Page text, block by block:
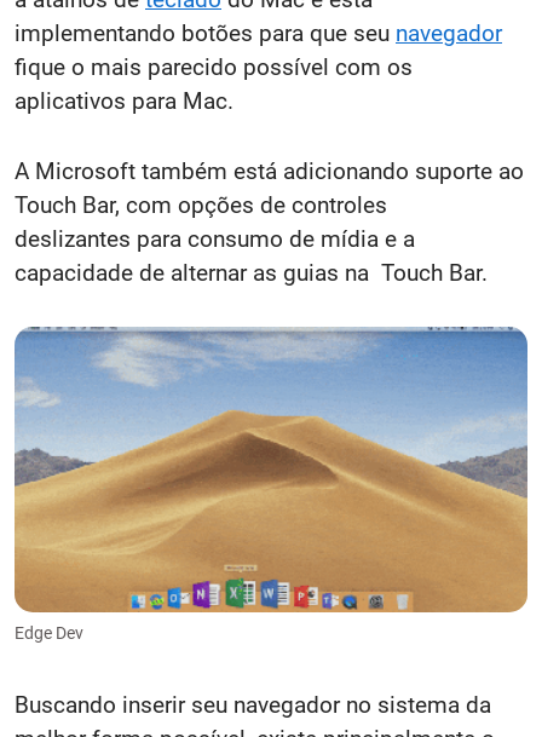
implementando botões para que seu navegador
fique o mais parecido possível com os
aplicativos para Mac.
A Microsoft também está adicionando suporte ao
Touch Bar, com opções de controles
deslizantes para consumo de mídia e a
capacidade de alternar as guias na Touch Bar.
Edge Dev
Buscando inserir seu navegador no sistema da